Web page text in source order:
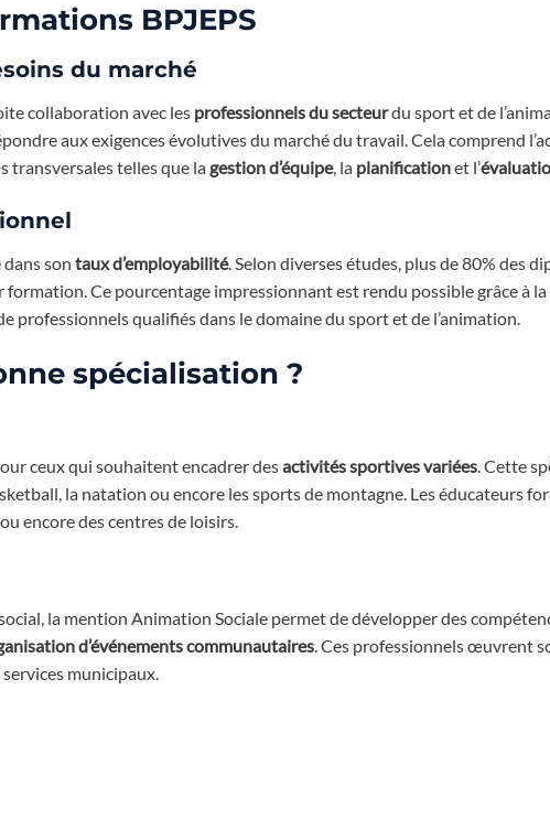
BPJEPS
du marché
collaboration avec les professionnels du secteurdu sport et de
aux exigences évolutives du marché du travail. Cela comprend
transversales telles que lagestion d’équipe, la planificationet l’
dans son taux d’employabilité. Selon diverses études, plus de 80% des
Ce pourcentage impressionnant est rendu possible grâce à la
professionnels qualifiés dans le domaine du sport et de l’animation.
spécialisation ?
ceux qui souhaitent encadrer desactivités sportives variées. Cette
la natation ou encore les sports de montagne. Les éducateurs
encore des centres de loisirs.
la mention Animation Sociale permet de développer des
d’événements communautaires. Ces professionnels œuvrent
municipaux.